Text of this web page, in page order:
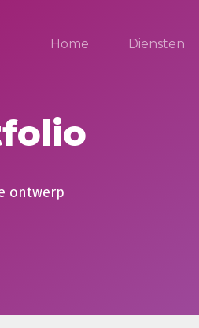
Home Diensten
ontwerp